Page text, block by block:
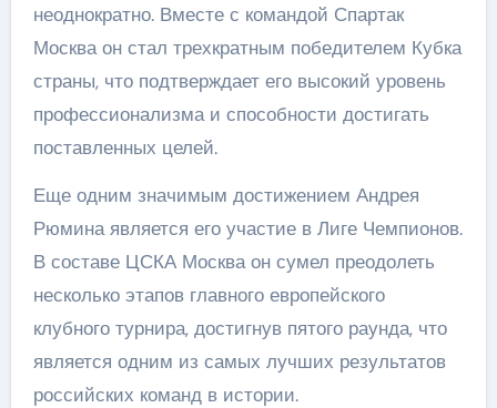
неоднократно. Вместе с командой Спартак
Москва он стал трехкратным победителем Кубка
страны, что подтверждает его высокий уровень
профессионализма и способности достигать
поставленных целей.
Еще одним значимым достижением Андрея
Рюмина является его участие в Лиге Чемпионов.
В составе ЦСКА Москва он сумел преодолеть
несколько этапов главного европейского
клубного турнира, достигнув пятого раунда, что
является одним из самых лучших результатов
российских команд в истории.